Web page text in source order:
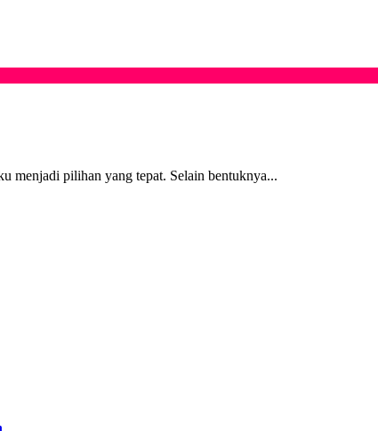
menjadi pilihan yang tepat. Selain bentuknya...